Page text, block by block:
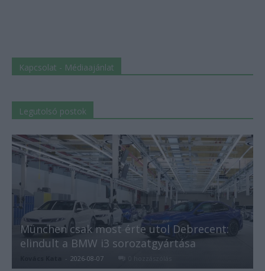
Kapcsolat - Médiaajánlat
Legutolsó postok
München csak most érte utol Debrecent:
elindult a BMW i3 sorozatgyártása
- 2026-08-07